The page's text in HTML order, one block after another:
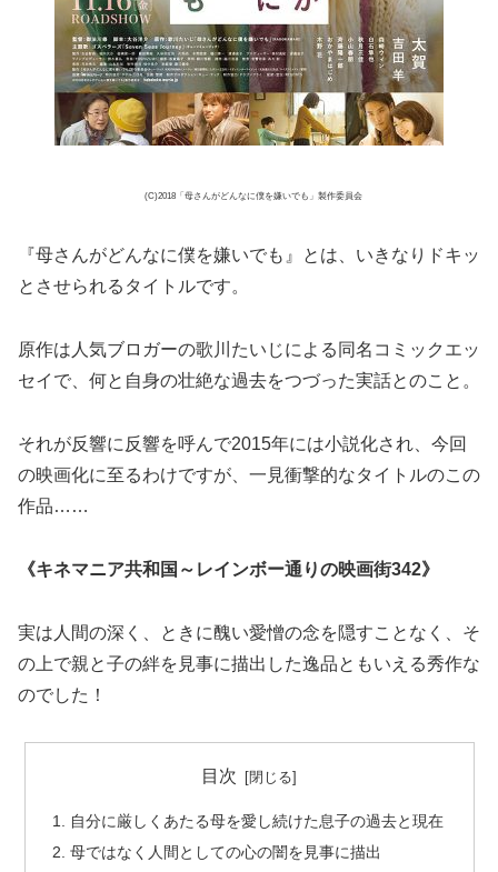
(C)2018「母さんがどんなに僕を嫌いでも」製作委員会
『母さんがどんなに僕を嫌いでも』とは、いきなりドキッ
とさせられるタイトルです。
原作は人気ブロガーの歌川たいじによる同名コミックエッ
セイで、何と自身の壮絶な過去をつづった実話とのこと。
それが反響に反響を呼んで2015年には小説化され、今回
の映画化に至るわけですが、一見衝撃的なタイトルのこの
作品……
《キネマニア共和国～レインボー通りの映画街342》
実は人間の深く、ときに醜い愛憎の念を隠すことなく、そ
の上で親と子の絆を見事に描出した逸品ともいえる秀作な
のでした！
目次
自分に厳しくあたる母を愛し続けた息子の過去と現在
母ではなく人間としての心の闇を見事に描出